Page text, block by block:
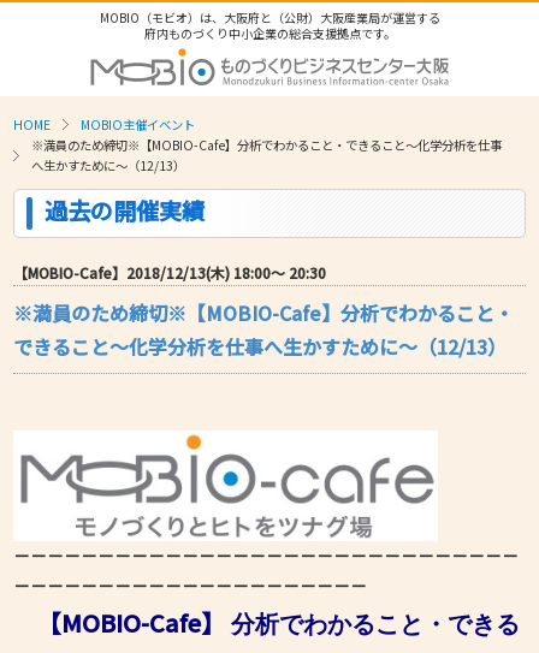
MOBIO（モビオ）は、大阪府と（公財）大阪産業局が運営する
府内ものづくり中小企業の総合支援拠点です。
HOME
MOBIO主催イベント
※満員のため締切※【MOBIO-Cafe】分析でわかること・できること～化学分析を仕事
へ生かすために～（12/13）
過去の開催実績
【MOBIO-Cafe】2018/12/13(木) 18:00〜 20:30
※満員のため締切※【MOBIO-Cafe】分析でわかること・
できること～化学分析を仕事へ生かすために～（12/13）
－－－－－－－－－－－－－－－－－－－－－－－－－－－－－－
－－－－－－－－－－－－－－－－－－－－－
【MOBIO-Cafe】
分析でわかること・できる